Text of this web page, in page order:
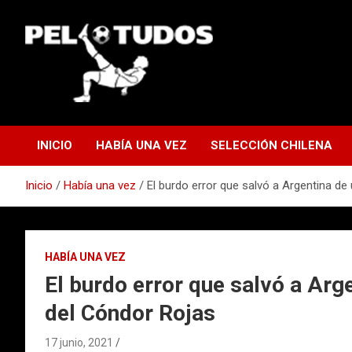
contenido
INICIO HABÍA UNA VEZ SELECCIÓN CHILENA
Inicio Había una vez El burdo error que salvó a Argentina
HABÍA UNA VEZ
El burdo error que salvó a
del Cóndor Rojas
17 junio, 2021